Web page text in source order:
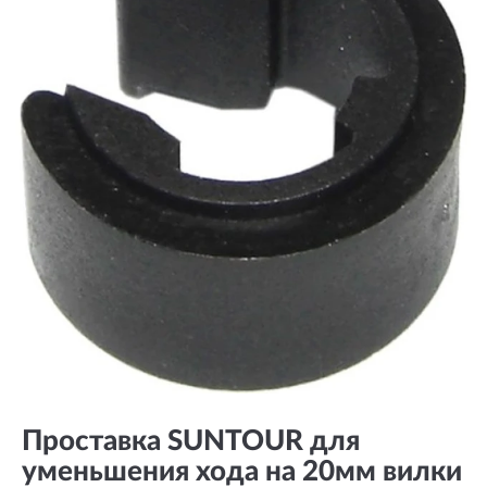
Проставка SUNTOUR для
уменьшения хода на 20мм вилки